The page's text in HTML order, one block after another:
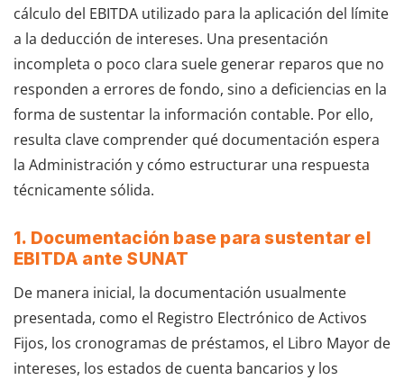
cálculo del EBITDA utilizado para la aplicación del límite
a la deducción de intereses. Una presentación
incompleta o poco clara suele generar reparos que no
responden a errores de fondo, sino a deficiencias en la
forma de sustentar la información contable. Por ello,
resulta clave comprender qué documentación espera
la Administración y cómo estructurar una respuesta
técnicamente sólida.
1. Documentación base para sustentar el
EBITDA ante SUNAT
De manera inicial, la documentación usualmente
presentada, como el Registro Electrónico de Activos
Fijos, los cronogramas de préstamos, el Libro Mayor de
intereses, los estados de cuenta bancarios y los